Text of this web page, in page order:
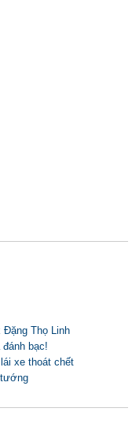
Đặng Thọ Linh
đánh bạc!
xe thoát chết
tướng